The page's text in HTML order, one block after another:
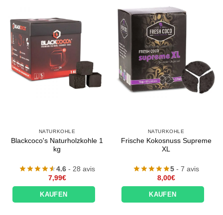
NATURKOHLE
Blackcoco's Naturholzkohle 1
kg
4.6 - 28 avis
7,99€
KAUFEN
NATURKOHLE
Frische Kokosnuss Supreme
XL
5 - 7 avis
8,00€
KAUFEN